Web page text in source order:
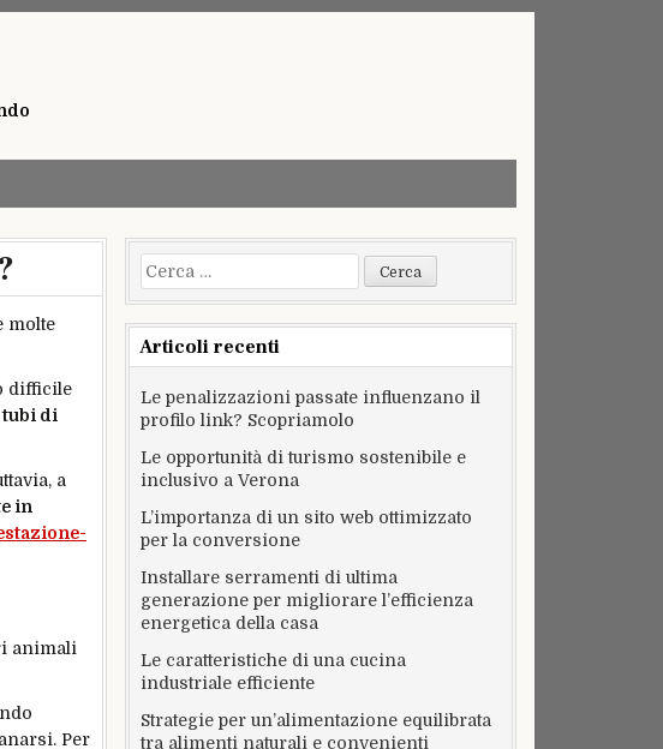
molte
difficile
tubi di
a
in
animali
Per
Ricerca
per:
Articoli recenti
Le penalizzazioni passate influenzano il
profilo link? Scopriamolo
Le opportunità di turismo sostenibile e
inclusivo a Verona
L’importanza di un sito web ottimizzato
per la conversione
Installare serramenti di ultima
generazione per migliorare l’efficienza
energetica della casa
Le caratteristiche di una cucina
industriale efficiente
Strategie per un’alimentazione equilibrata
tra alimenti naturali e convenienti